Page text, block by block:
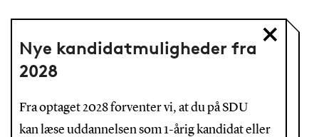
Nye kandidatmuligheder fra
2028
Fra optaget 2028 forventer vi, at du på SDU
kan læse uddannelsen som 1-årig kandidat eller